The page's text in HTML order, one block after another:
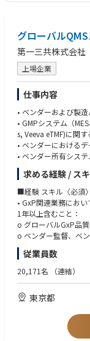
purposes
•Develop AI for
•Manage project in
ools/frameworks/
ject teams
•Solid
hip, coaching and
•Programming skills
Python
＜歓迎 / Nice to have
•Develop prompt of
【語学 / Language】
＜必須 / Mandatory＞
日本語 Japanese：
• Read/write
e
• Communicate/
s and experts in
英語 English：
Read/write scientific
• Communicate,
olders and experts in
• Make a English
ns in the global
グローバル
第一三共株式会社
上場企業
仕事内容
• ベンダーおよび製
• GMPシステム（
s, Veeva eTMF)に関
• ベンダーにおける
• ベンダー所有シス
• ベンダーCSVガバ
維持
• バリデーション文
検証
• CSV/DIギャップに
• ベンダー関連業務
• 該当する場合、AI/
築し、コンプライア
• FDA CSAガイダン
セスの合理化を推進
ビジネスニーズと時
本ポジションを通じ
急速に進化する領域
求める経験 / ス
■経験 スキル〈必須〉
• GxP関連業務にお
1年以上含むこと：
o グローバルGxP品
o ベンダー監督、ベ
o GMP環境における
o 製造システム（
o グローバルレベル
• エンタープライズ
こと
• クロスファンクシ
• 品質マネジメント
• コンピュータ化シ
従業員数
20,171名 （連結）
東京都